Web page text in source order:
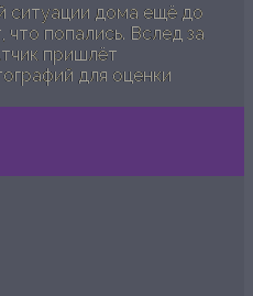
ситуации дома ещё до
что попались. Вслед за
пришлёт
для оценки